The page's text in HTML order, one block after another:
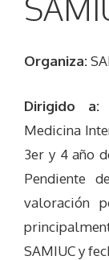
Organiza:
Dirigido a:
Medicina
3er y 4 año
Pendiente
valoración
SAMIUC y